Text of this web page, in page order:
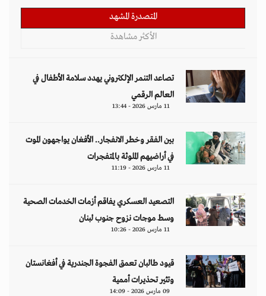
المتصدرة المشهد
الأكثر مشاهدة
تصاعد التنمر الإلكتروني يهدد سلامة الأطفال في
العالم الرقمي
11 مارس 2026 - 13:44
بين الفقر وخطر الانفجار.. الأفغان يواجهون الموت
في أراضيهم الملوثة بالمتفجرات
11 مارس 2026 - 11:19
التصعيد العسكري يفاقم أزمات الخدمات الصحية
وسط موجات نزوح جنوب لبنان
11 مارس 2026 - 10:26
قيود طالبان تعمق الفجوة الجندرية في أفغانستان
وتثير تحذيرات أممية
09 مارس 2026 - 14:09